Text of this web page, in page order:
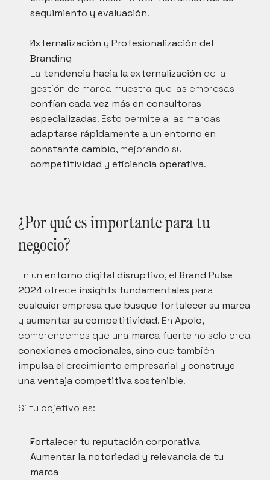
seguimiento y evaluación.
Externalización y Profesionalización del
Branding
La tendencia hacia la externalización de la
confían cada vez más en consultoras
especializadas
adaptarse rápidamente a un entorno en
constante cambio
competitividad y eficiencia operativa.
¿Por qué es importante para tu
negocio?
En un entorno digital disruptivo, el Brand Pulse
2024 ofrece insights fundamentales
cualquier empresa que busque fortalecer su marca
y aumentar su competitividad. En Apolo,
comprendemos que una marca fuerte
conexiones emocionales
impulsa el crecimiento empresarial y construye
una ventaja competitiva sostenible.
Si tu objetivo es:
Fortalecer tu reputación corporativa
Aumentar la notoriedad y relevancia de tu
marca